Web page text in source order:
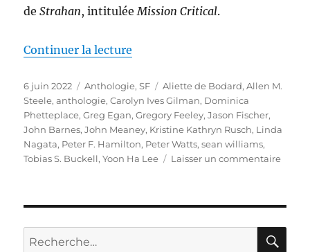
deStrahan, intituléeMission Critical.
Continuer la lecture
Publié
le
6 juin 2022 Catégories
Anthologie,SF Étiquettes
Aliette de Bodard,Allen M.
Steele,anthologie,Carolyn Ives Gilman, Dominica
Phetteplace,Greg Egan,Gregory Feeley,Jason Fischer,
John Barnes,John Meaney, Kristine Kathryn Rusch, Linda
Nagata, Peter F. Hamilton, Peter Watts,sean williams,
Tobias S. Buckell,Yoon Ha Lee Laisser un commentairesur
Recherche